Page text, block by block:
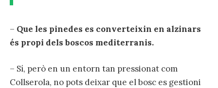
– Que les pinedes es converteixin en alzinars
és propi dels boscos mediterranis.
– Sí, però en un entorn tan pressionat com
Collserola, no pots deixar que el bosc es gestioni